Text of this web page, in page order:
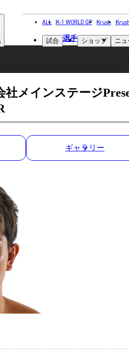
ALL K-1 WORLD GP Krush
試合 選手 ショップ ニュ
社メインステージ
ギャラリー